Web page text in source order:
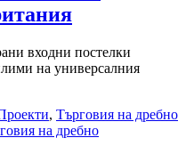
входни постелки
на универсалния
, Търговия на дребно
на дребно